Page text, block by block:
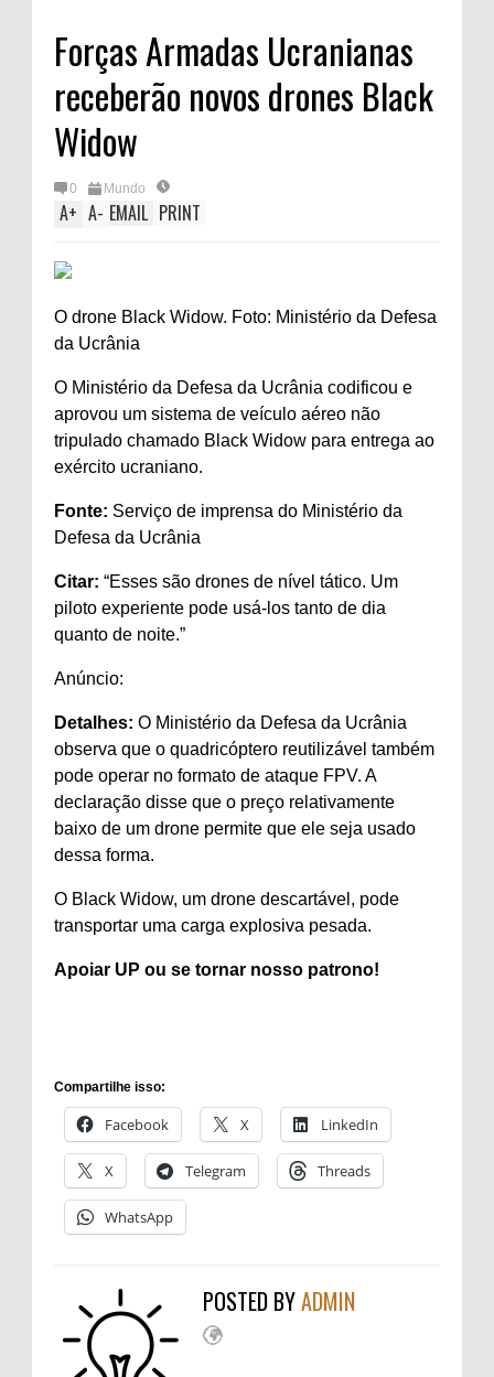
Forças Armadas Ucranianas
receberão novos drones Black
Widow
0 Mundo
A+ A- EMAIL PRINT
O drone Black Widow. Foto: Ministério da Defesa
da Ucrânia
O Ministério da Defesa da Ucrânia codificou e
aprovou um sistema de veículo aéreo não
tripulado chamado Black Widow para entrega ao
exército ucraniano.
Fonte: Serviço de imprensa do Ministério da
Defesa da Ucrânia
Citar: “Esses são drones de nível tático. Um
piloto experiente pode usá-los tanto de dia
quanto de noite.”
Anúncio:
Detalhes: O Ministério da Defesa da Ucrânia
observa que o quadricóptero reutilizável também
pode operar no formato de ataque FPV. A
declaração disse que o preço relativamente
baixo de um drone permite que ele seja usado
dessa forma.
O Black Widow, um drone descartável, pode
transportar uma carga explosiva pesada.
Apoiar UP ou se tornar nosso patrono!
Compartilhe isso:
Facebook X LinkedIn
X Telegram Threads
WhatsApp
POSTED BYADMIN